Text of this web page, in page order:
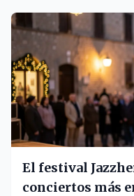
El festival
conciertos más